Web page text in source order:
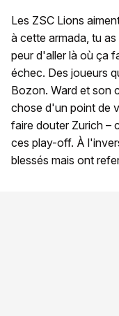
Les ZSC Lions
à cette armada, tu
peur d'aller là où ça
échec. Des joueurs
Bozon. Ward et son
chose d'un point de
faire douter Zurich –
ces play-off. À
blessés mais ont